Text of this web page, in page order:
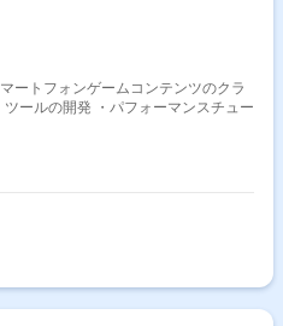
ートフォンゲームコンテンツのクラ
ールの開発 ・パフォーマンスチュー